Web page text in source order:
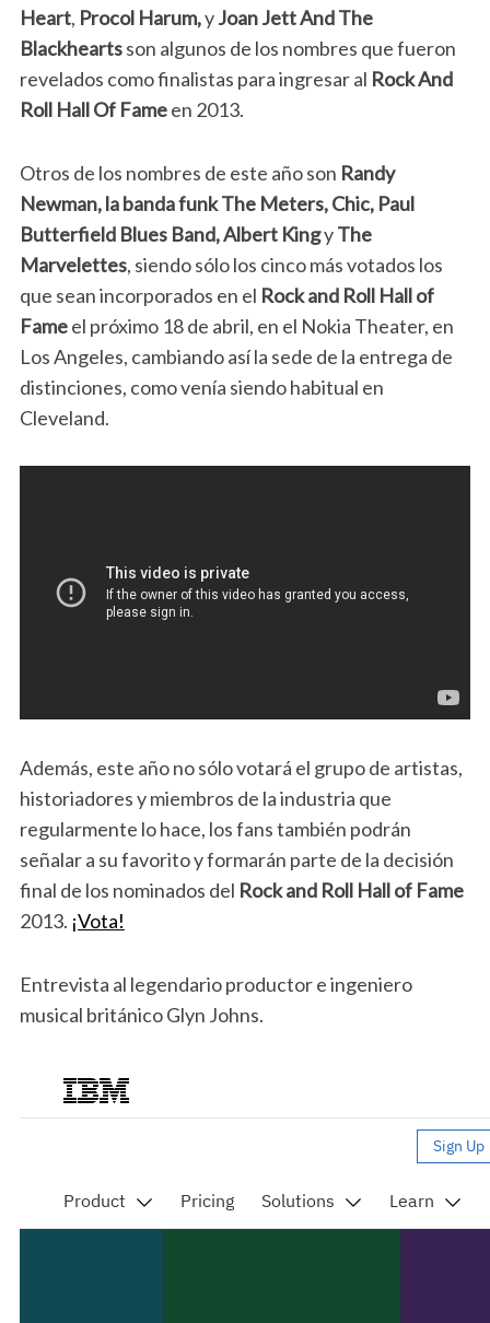
Heart, Procol Harum,yJoan Jett And The
Blackheartsson algunos de los nombres que fueron
revelados como finalistas para ingresar al Rock And
Roll Hall Of Fameen 2013.
Otros de los nombres de este año son Randy
Newman, la banda funk The Meters, Chic, Paul
Butterfield Blues Band, Albert KingyThe
Marvelettes, siendo sólo los cinco más votados los
que sean incorporados en el Rock and Roll Hall of
Fameel próximo 18 de abril, en el Nokia Theater, en
Los Angeles, cambiando así la sede de la entrega de
distinciones, como venía siendo habitual en
Cleveland.
Además, este año no sólo votará el grupo de artistas,
historiadores y miembros de la industria que
regularmente lo hace, los fans también podrán
señalar a su favorito y formarán parte de la decisión
final de los nominados del Rock and Roll Hall of Fame
2013. ¡Vota!
Entrevista al legendario productor e ingeniero
musical británico Glyn Johns.